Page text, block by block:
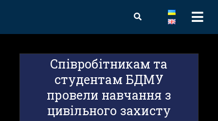
Співробітникам та
студентам БДМУ
провели навчання з
цивільного захисту